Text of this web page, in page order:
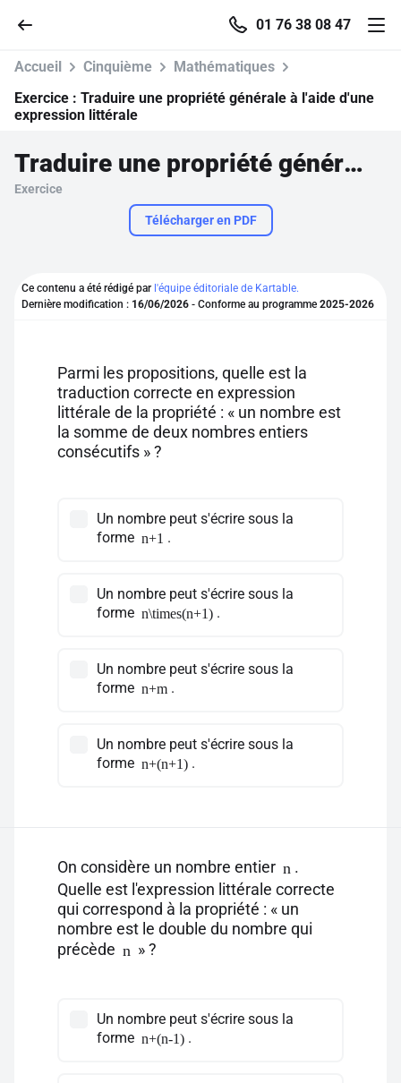
01 76 38 08 47
Parcourir
Se connecter
Pour profiter de 10 contenus offerts.
Accueil Cinquième
Mathématiques
Exercice : Traduire une propriété générale à l'aide d'une
expression littérale
Traduire une propriété générale à l'aide d'une expression littérale
Exercice
Télécharger en PDF
Ce contenu a été rédigé par l'équipe éditoriale de Kartable.
Dernière modification : 16/06/2026 - Conforme au programme 2025-2026
Parmi les propositions, quelle est la
traduction correcte en expression
littérale de la propriété : « un nombre est
la somme de deux nombres entiers
consécutifs » ?
Un nombre peut s'écrire sous la
forme n+1 .
Un nombre peut s'écrire sous la
forme n\times(n+1) .
Un nombre peut s'écrire sous la
forme n+m .
Un nombre peut s'écrire sous la
forme n+(n+1) .
On considère un nombre entier n .
Quelle est l'expression littérale correcte
qui correspond à la propriété : « un
nombre est le double du nombre qui
précède n » ?
Un nombre peut s'écrire sous la
forme n+(n-1) .